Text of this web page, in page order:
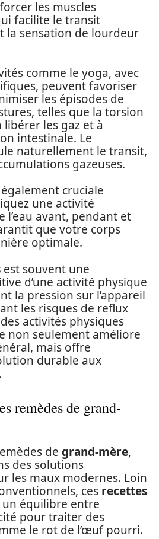
les muscles
facilite le transit
la sensation de lourdeur
comme le yoga, avec
peuvent favoriser
les épisodes de
telles que la torsion
les gaz et à
intestinale. Le
naturellement le transit,
gazeuses.
cruciale
une activité
l’eau avant, pendant et
que votre corps
optimale.
est souvent une
d’une activité physique
la pression sur l’appareil
les risques de reflux
activités physiques
non seulement améliore
mais offre
durable aux
remèdes de grand-
de grand-mère,
des solutions
les maux modernes. Loin
ces recettes
équilibre entre
pour traiter des
le rot de l’œuf pourri.